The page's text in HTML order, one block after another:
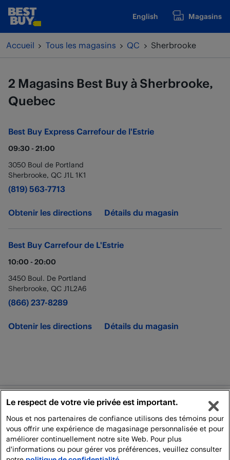
Passer au contenu
www.bestbuy.ca English Magasins
Accueil Tous les magasins QC Sherbrooke
2 Magasins Best Buy à Sherbrooke,
Quebec
Best Buy Express Carrefour de l'Estrie
09:30 - 21:00
3050 Boul de Portland
Sherbrooke, QC J1L 1K1
(819) 563-7713
Obtenir les directions Détails du magasin
Best Buy Carrefour de L'Estrie
10:00 - 20:00
3450 Boul. De Portland
Sherbrooke, QC J1L2A6
(866) 237-8289
Obtenir les directions Détails du magasin
Juridique
Politique de Livraison
Tous droits réservés. Pour utilisation personnelle et non commerciale
Le respect de votre vie privée est important.
Nous et nos partenaires de confiance utilisons des témoins pour
vous offrir une expérience de magasinage personnalisée et pour
améliorer continuellement notre site Web. Pour plus
d'informations ou pour gérer vos préférences, veuillez consulter